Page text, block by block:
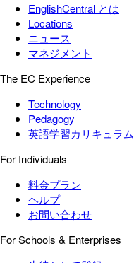
EnglishCentral とは
Locations
ニュース
マネジメント
The EC Experience
Technology
Pedagogy
英語学習カリキュラム
For Individuals
料金プラン
ヘルプ
お問い合わせ
For Schools & Enterprises